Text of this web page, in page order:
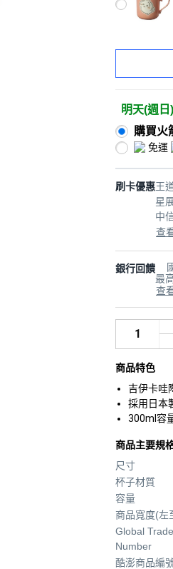
明天(週日
購買火
免運
刷卡優惠王
星
中
查
銀行回饋
最
查
商品特色
吉伊卡哇
採用日本
300ml容
商品主要規
尺寸
杯子材質
容量
商品寬度(左
Global
Number
酷澎商品編